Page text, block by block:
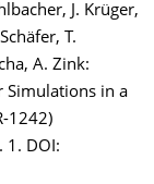
J. Krüger,
T.
A. Zink:
Simulations in a
1242)
1. DOI: